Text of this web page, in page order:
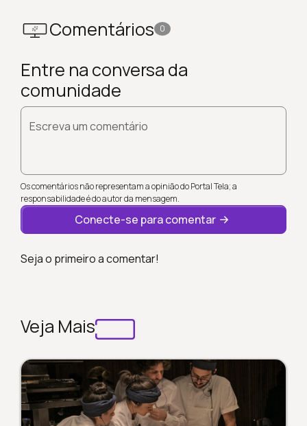
Comentários 0
Entre na conversa da
comunidade
Escreva um comentário
Os comentários não representam a opinião do Portal Tela; a
responsabilidade é do autor da mensagem.
Conecte-se para comentar
Seja o primeiro a comentar!
Veja Mais